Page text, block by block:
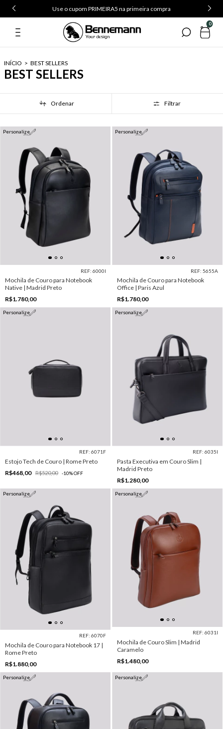
Use o cupom PRIMEIRA5 na primeira compra
0
INÍCIO > BEST SELLERS
BEST SELLERS
Ordenar Filtrar
Personalize
REF: 6000I
Mochila de Couro para Notebook
Native | Madrid Preto
R$1.780,00
Personalize
REF: 5655A
Mochila de Couro para Notebook
Office | Paris Azul
R$1.780,00
Personalize
REF: 6071F
Estojo Tech de Couro | Rome Preto
R$468,00
R$520,00 -10%OFF
Personalize
REF: 6035I
Pasta Executiva em Couro Slim |
Madrid Preto
R$1.280,00
Personalize
REF: 6070F
Mochila de Couro para Notebook 17 |
Rome Preto
R$1.880,00
Personalize
REF: 6031I
Mochila de Couro Slim | Madrid
Caramelo
R$1.480,00
Personalize Personalize